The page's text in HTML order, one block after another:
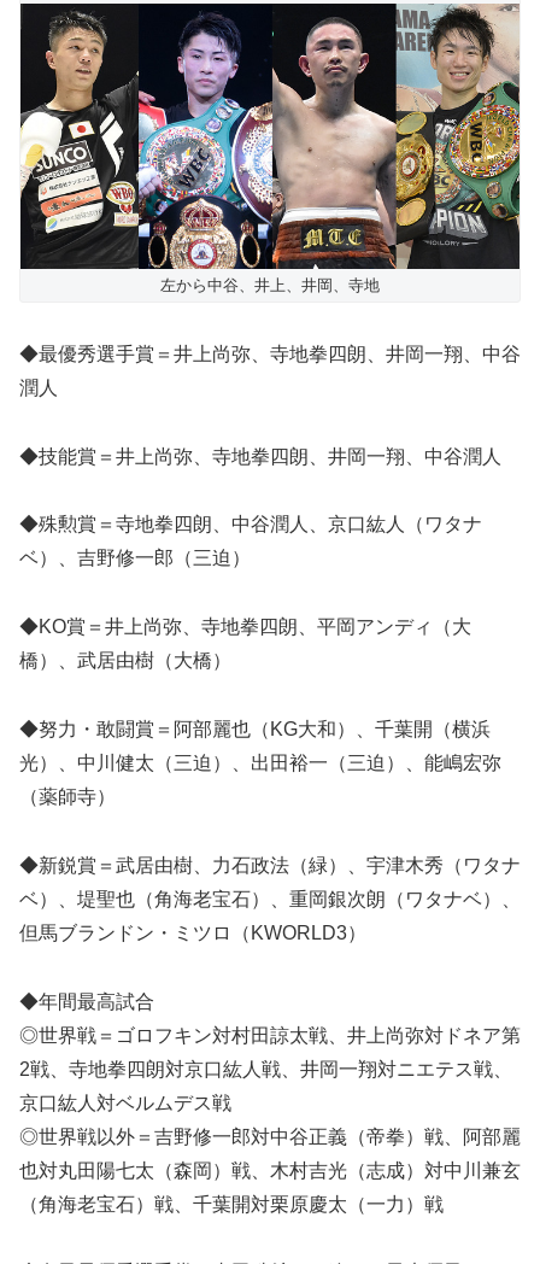
左から中谷、井上、井岡、寺地
◆最優秀選手賞＝井上尚弥、寺地拳四朗、井岡一翔、中谷
潤人
◆技能賞＝井上尚弥、寺地拳四朗、井岡一翔、中谷潤人
◆殊勲賞＝寺地拳四朗、中谷潤人、京口紘人（ワタナ
ベ）、吉野修一郎（三迫）
◆KO賞＝井上尚弥、寺地拳四朗、平岡アンディ（大
橋）、武居由樹（大橋）
◆努力・敢闘賞＝阿部麗也（KG大和）、千葉開（横浜
光）、中川健太（三迫）、出田裕一（三迫）、能嶋宏弥
（薬師寺）
◆新鋭賞＝武居由樹、力石政法（緑）、宇津木秀（ワタナ
ベ）、堤聖也（角海老宝石）、重岡銀次朗（ワタナベ）、
但馬ブランドン・ミツロ（KWORLD3）
◆年間最高試合
◎世界戦＝ゴロフキン対村田諒太戦、井上尚弥対ドネア第
2戦、寺地拳四朗対京口紘人戦、井岡一翔対ニエテス戦、
京口紘人対ベルムデス戦
◎世界戦以外＝吉野修一郎対中谷正義（帝拳）戦、阿部麗
也対丸田陽七太（森岡）戦、木村吉光（志成）対中川兼玄
（角海老宝石）戦、千葉開対栗原慶太（一力）戦